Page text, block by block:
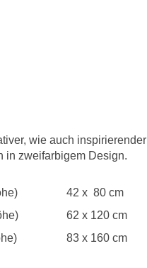
wie auch inspirierender
in zweifarbigem Design.
42 x 80 cm
62 x 120 cm
83 x 160 cm